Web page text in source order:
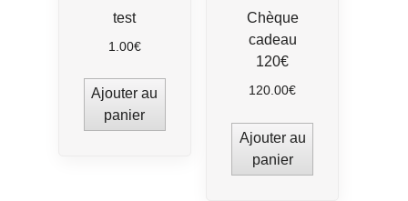
test
1.00€
Ajouter au
panier
Chèque
cadeau
120€
120.00€
Ajouter au
panier